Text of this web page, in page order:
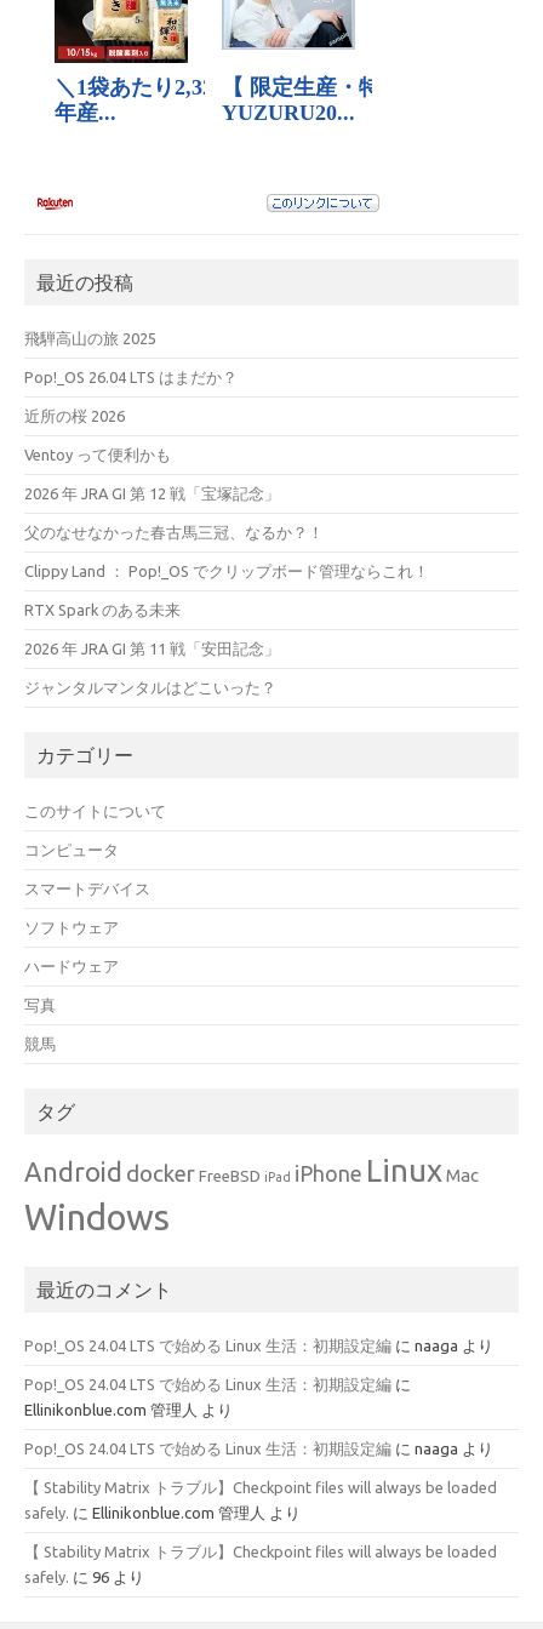
最近の投稿
飛騨高山の旅 2025
Pop!_OS 26.04 LTS はまだか？
近所の桜 2026
Ventoy って便利かも
2026 年 JRA GI 第 12 戦「宝塚記念」
父のなせなかった春古馬三冠、なるか？！
Clippy Land ： Pop!_OS でクリップボード管理ならこれ！
RTX Spark のある未来
2026 年 JRA GI 第 11 戦「安田記念」
ジャンタルマンタルはどこいった？
カテゴリー
このサイトについて
コンピュータ
スマートデバイス
ソフトウェア
ハードウェア
写真
競馬
タグ
Android docker FreeBSD iPad iPhone Linux Mac
Windows
最近のコメント
Pop!_OS 24.04 LTS で始める Linux 生活：初期設定編 に naaga より
Pop!_OS 24.04 LTS で始める Linux 生活：初期設定編 に
Ellinikonblue.com 管理人
より
Pop!_OS 24.04 LTS で始める Linux 生活：初期設定編 に naaga より
【 Stability Matrix トラブル】Checkpoint files will always be loaded
safely. に Ellinikonblue.com 管理人 より
【 Stability Matrix トラブル】Checkpoint files will always be loaded
safely. に 96 より